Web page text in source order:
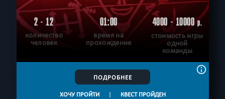
2 - 12
количество
человек
01:00
время на
прохождение
4000 - 10000р.
стоимость игры
одной
команды
ПОДРОБНЕЕ
ХОЧУ ПРОЙТИ | КВЕСТ ПРОЙДЕН